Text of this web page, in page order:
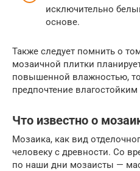
исключительно
основе.
Также следует помнить о
мозаичной плитки
повышенной влажностью, то
предпочтение
Что известно о
Мозаика, как вид
человеку с древности. Со
по наши дни мозаисты —